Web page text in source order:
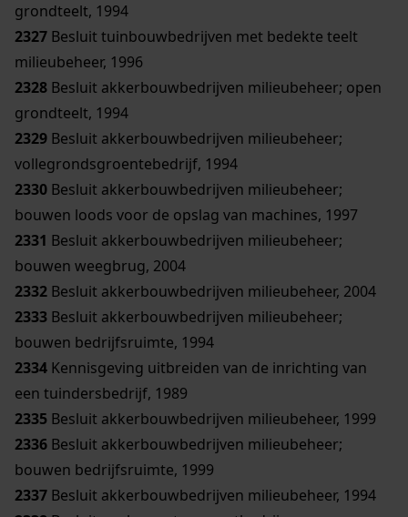
grondteelt, 1994
2327 Besluit tuinbouwbedrijven met bedekte teelt
milieubeheer, 1996
2328 Besluit akkerbouwbedrijven milieubeheer; open
grondteelt, 1994
2329 Besluit akkerbouwbedrijven milieubeheer;
vollegrondsgroentebedrijf, 1994
2330 Besluit akkerbouwbedrijven milieubeheer;
bouwen loods voor de opslag van machines, 1997
2331 Besluit akkerbouwbedrijven milieubeheer;
bouwen weegbrug, 2004
2332 Besluit akkerbouwbedrijven milieubeheer, 2004
2333 Besluit akkerbouwbedrijven milieubeheer;
bouwen bedrijfsruimte, 1994
2334 Kennisgeving uitbreiden van de inrichting van
een tuindersbedrijf, 1989
2335 Besluit akkerbouwbedrijven milieubeheer, 1999
2336 Besluit akkerbouwbedrijven milieubeheer;
bouwen bedrijfsruimte, 1999
2337 Besluit akkerbouwbedrijven milieubeheer, 1994